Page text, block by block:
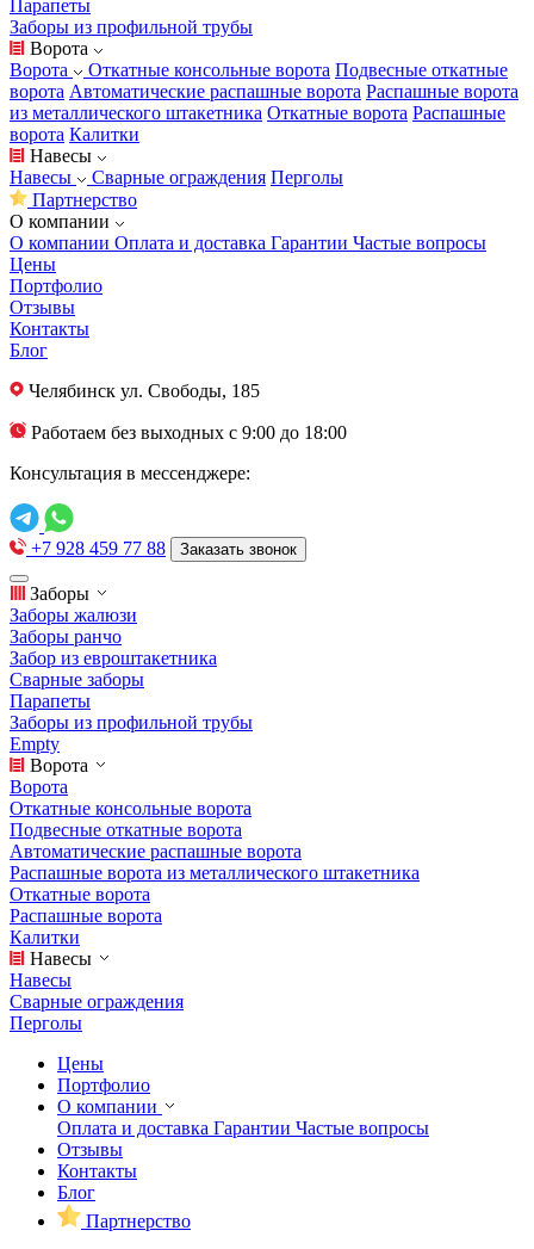
Парапеты
Заборы из профильной трубы
Ворота
Ворота
Откатные консольные ворота Подвесные откатные
ворота Автоматические распашные ворота Распашные ворота
из металлического штакетника Откатные ворота Распашные
ворота Калитки
Навесы
Навесы
Сварные ограждения Перголы
Партнерство
О компании
О компании Оплата и доставка Гарантии Частые вопросы
Цены
Портфолио
Отзывы
Контакты
Блог
Челябинск ул. Свободы, 185
Работаем без выходных с 9:00 до 18:00
Консультация в мессенджере:
+7 928 459 77 88 Заказать звонок
Заборы
Заборы жалюзи
Заборы ранчо
Забор из евроштакетника
Сварные заборы
Парапеты
Заборы из профильной трубы
Empty
Ворота
Ворота
Откатные консольные ворота
Подвесные откатные ворота
Автоматические распашные ворота
Распашные ворота из металлического штакетника
Откатные ворота
Распашные ворота
Калитки
Навесы
Навесы
Сварные ограждения
Перголы
Цены
Портфолио
О компании
Оплата и доставка Гарантии Частые вопросы
Отзывы
Контакты
Блог
Партнерство